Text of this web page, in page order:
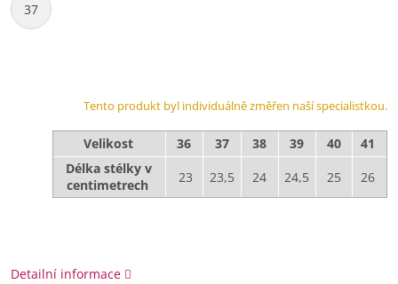
37
Tento produkt byl individuálně změřen naší specialistkou.
Velikost 36 37 38 39 40
41
Délka stélky v
centimetrech
23 23,5 24 24,5 25 26
Detailní informace